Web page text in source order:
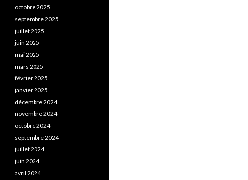
octobre 2025
septembre 2025
juillet 2025
juin 2025
mai 2025
mars 2025
février 2025
janvier 2025
décembre 2024
novembre 2024
octobre 2024
septembre 2024
juillet 2024
juin 2024
avril 2024